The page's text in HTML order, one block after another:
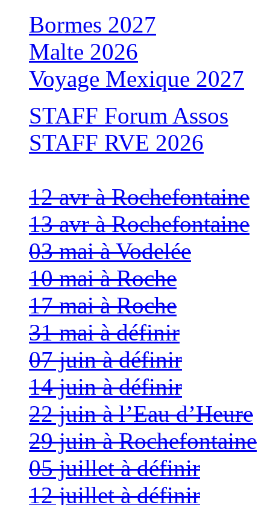
Bormes 2027
Malte 2026
Voyage Mexique 2027
STAFF Forum Assos
STAFF RVE 2026
12 avr à Rochefontaine
13 avr à Rochefontaine
03 mai à Vodelée
10 mai à Roche
17 mai à Roche
31 mai à définir
07 juin à définir
14 juin à définir
22 juin à l’Eau d’Heure
29 juin à Rochefontaine
05 juillet à définir
12 juillet à définir